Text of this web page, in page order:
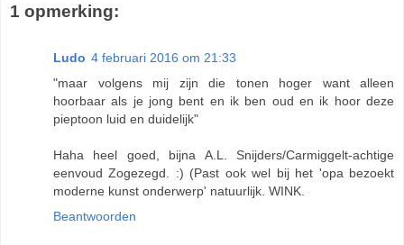
1 opmerking:
Ludo 4 februari 2016 om 21:33
"maar volgens mij zijn die tonen hoger want alleen
hoorbaar als je jong bent en ik ben oud en ik hoor deze
pieptoon luid en duidelijk"
Haha heel goed, bijna A.L. Snijders/Carmiggelt-achtige
eenvoud Zogezegd. :) (Past ook wel bij het 'opa bezoekt
moderne kunst onderwerp' natuurlijk. WINK.
Beantwoorden